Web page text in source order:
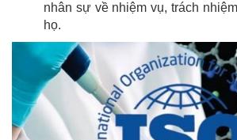
nhân sự về nhiệm vụ, trách
họ.